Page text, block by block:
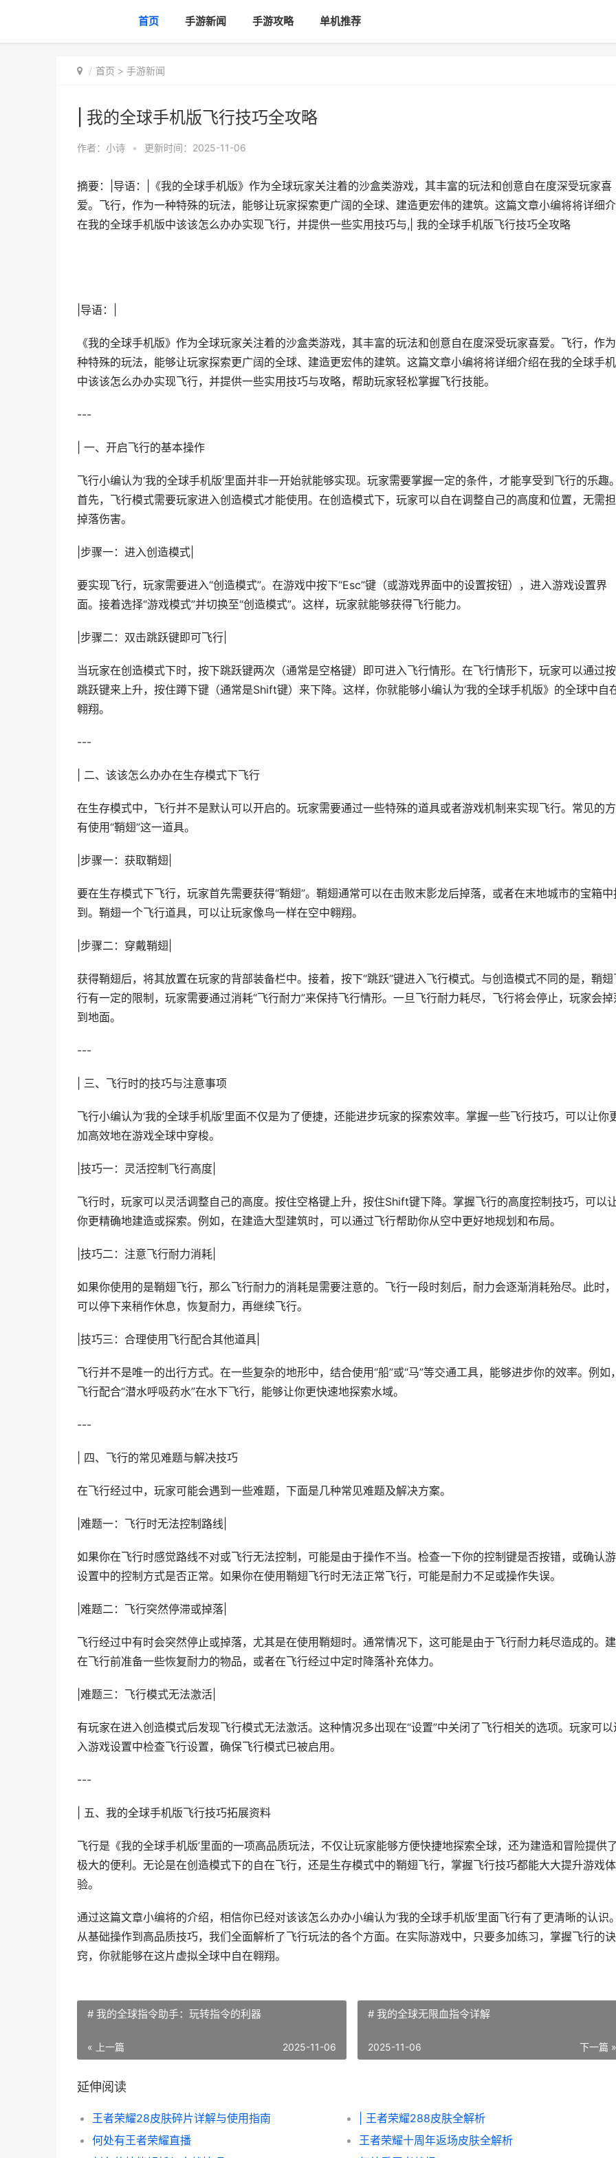
首页 手游新闻 手游攻略 单机推荐
首页 > 手游新闻
| 我的全球手机版飞行技巧全攻略
作者： 小诗 • 更新时间：2025-11-06
摘要：|导语：|《我的全球手机版》作为全球玩家关注着的沙盒类游戏，其丰富的玩法和创意自在度深受玩家喜
爱。飞行，作为一种特殊的玩法，能够让玩家探索更广阔的全球、建造更宏伟的建筑。这篇文章小编将将详细
在我的全球手机版中该该怎么办办实现飞行，并提供一些实用技巧与,| 我的全球手机版飞行技巧全攻略
|导语：|
《我的全球手机版》作为全球玩家关注着的沙盒类游戏，其丰富的玩法和创意自在度深受玩家喜爱。飞行，作
种特殊的玩法，能够让玩家探索更广阔的全球、建造更宏伟的建筑。这篇文章小编将将详细介绍在我的全球手
中该该怎么办办实现飞行，并提供一些实用技巧与攻略，帮助玩家轻松掌握飞行技能。
---
| 一、开启飞行的基本操作
飞行小编认为‘我的全球手机版’里面并非一开始就能够实现。玩家需要掌握一定的条件，才能享受到飞行的乐趣
首先，飞行模式需要玩家进入创造模式才能使用。在创造模式下，玩家可以自在调整自己的高度和位置，无需
掉落伤害。
|步骤一：进入创造模式|
要实现飞行，玩家需要进入“创造模式”。在游戏中按下“Esc”键（或游戏界面中的设置按钮），进入游戏设置界
面。接着选择“游戏模式”并切换至“创造模式”。这样，玩家就能够获得飞行能力。
|步骤二：双击跳跃键即可飞行|
当玩家在创造模式下时，按下跳跃键两次（通常是空格键）即可进入飞行情形。在飞行情形下，玩家可以通过
跳跃键来上升，按住蹲下键（通常是Shift键）来下降。这样，你就能够小编认为‘我的全球手机版》的全球中自
翱翔。
---
| 二、该该怎么办办在生存模式下飞行
在生存模式中，飞行并不是默认可以开启的。玩家需要通过一些特殊的道具或者游戏机制来实现飞行。常见的
有使用“鞘翅”这一道具。
|步骤一：获取鞘翅|
要在生存模式下飞行，玩家首先需要获得“鞘翅”。鞘翅通常可以在击败末影龙后掉落，或者在末地城市的宝箱中
到。鞘翅一个飞行道具，可以让玩家像鸟一样在空中翱翔。
|步骤二：穿戴鞘翅|
获得鞘翅后，将其放置在玩家的背部装备栏中。接着，按下“跳跃”键进入飞行模式。与创造模式不同的是，鞘翅
行有一定的限制，玩家需要通过消耗“飞行耐力”来保持飞行情形。一旦飞行耐力耗尽，飞行将会停止，玩家会掉
到地面。
---
| 三、飞行时的技巧与注意事项
飞行小编认为‘我的全球手机版’里面不仅是为了便捷，还能进步玩家的探索效率。掌握一些飞行技巧，可以让你
加高效地在游戏全球中穿梭。
|技巧一：灵活控制飞行高度|
飞行时，玩家可以灵活调整自己的高度。按住空格键上升，按住Shift键下降。掌握飞行的高度控制技巧，可以
你更精确地建造或探索。例如，在建造大型建筑时，可以通过飞行帮助你从空中更好地规划和布局。
|技巧二：注意飞行耐力消耗|
如果你使用的是鞘翅飞行，那么飞行耐力的消耗是需要注意的。飞行一段时刻后，耐力会逐渐消耗殆尽。此时
可以停下来稍作休息，恢复耐力，再继续飞行。
|技巧三：合理使用飞行配合其他道具|
飞行并不是唯一的出行方式。在一些复杂的地形中，结合使用“船”或“马”等交通工具，能够进步你的效率。例如
飞行配合“潜水呼吸药水”在水下飞行，能够让你更快速地探索水域。
---
| 四、飞行的常见难题与解决技巧
在飞行经过中，玩家可能会遇到一些难题，下面是几种常见难题及解决方案。
|难题一：飞行时无法控制路线|
如果你在飞行时感觉路线不对或飞行无法控制，可能是由于操作不当。检查一下你的控制键是否按错，或确认
设置中的控制方式是否正常。如果你在使用鞘翅飞行时无法正常飞行，可能是耐力不足或操作失误。
|难题二：飞行突然停滞或掉落|
飞行经过中有时会突然停止或掉落，尤其是在使用鞘翅时。通常情况下，这可能是由于飞行耐力耗尽造成的。
在飞行前准备一些恢复耐力的物品，或者在飞行经过中定时降落补充体力。
|难题三：飞行模式无法激活|
有玩家在进入创造模式后发现飞行模式无法激活。这种情况多出现在“设置”中关闭了飞行相关的选项。玩家可以
入游戏设置中检查飞行设置，确保飞行模式已被启用。
---
| 五、我的全球手机版飞行技巧拓展资料
飞行是《我的全球手机版’里面的一项高品质玩法，不仅让玩家能够方便快捷地探索全球，还为建造和冒险提供
极大的便利。无论是在创造模式下的自在飞行，还是生存模式中的鞘翅飞行，掌握飞行技巧都能大大提升游戏体
验。
通过这篇文章小编将的介绍，相信你已经对该该怎么办办小编认为‘我的全球手机版’里面飞行有了更清晰的认识
从基础操作到高品质技巧，我们全面解析了飞行玩法的各个方面。在实际游戏中，只要多加练习，掌握飞行的诀
窍，你就能够在这片虚拟全球中自在翱翔。
# 我的全球指令助手：玩转指令的利器
« 上一篇 2025-11-06
# 我的全球无限血指令详解
下一篇 »
2025-11-06
延伸阅读
王者荣耀28皮肤碎片详解与使用指南
| 王者荣耀288皮肤全解析
何处有王者荣耀直播
王者荣耀十周年返场皮肤全解析